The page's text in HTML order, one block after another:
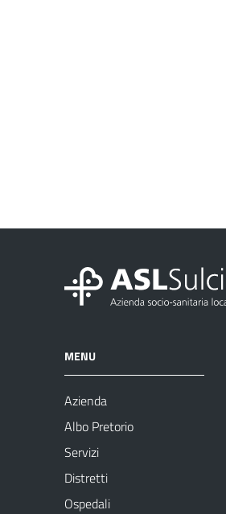
MENU
Azienda
Albo Pretorio
Servizi
Distretti
Ospedali